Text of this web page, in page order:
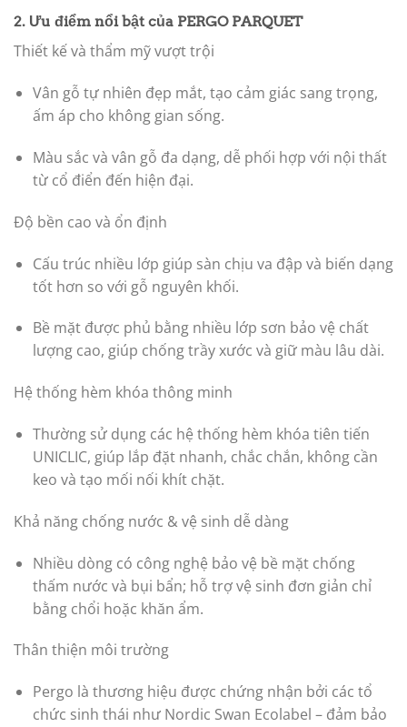
2. Ưu điểm nổi bật của PERGO PARQUET
Thiết kế và thẩm mỹ vượt trội
Vân gỗ tự nhiên đẹp mắt, tạo cảm giác sang trọng,
ấm áp cho không gian sống.
Màu sắc và vân gỗ đa dạng, dễ phối hợp với nội thất
từ cổ điển đến hiện đại.
Độ bền cao và ổn định
Cấu trúc nhiều lớp giúp sàn chịu va đập và biến dạng
tốt hơn so với gỗ nguyên khối.
Bề mặt được phủ bằng nhiều lớp sơn bảo vệ chất
lượng cao, giúp chống trầy xước và giữ màu lâu dài.
Hệ thống hèm khóa thông minh
Thường sử dụng các hệ thống hèm khóa tiên tiến
UNICLIC, giúp lắp đặt nhanh, chắc chắn, không cần
keo và tạo mối nối khít chặt.
Khả năng chống nước & vệ sinh dễ dàng
Nhiều dòng có công nghệ bảo vệ bề mặt chống
thấm nước và bụi bẩn; hỗ trợ vệ sinh đơn giản chỉ
bằng chổi hoặc khăn ẩm.
Thân thiện môi trường
Pergo là thương hiệu được chứng nhận bởi các tổ
chức sinh thái như Nordic Swan Ecolabel – đảm bảo